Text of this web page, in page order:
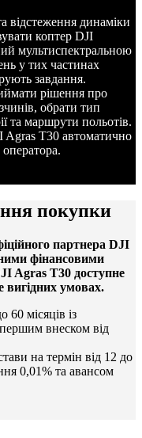
відстеження динаміки
коптер DJI
мультиспектральною
у тих частинах
завдання.
рішення про
обрати тип
та маршрути польотів.
Agras T30 автоматично
покупки
партнера DJI
фінансовими
Agras T30 доступне
вигідних умовах.
60 місяців із
внеском від
на термін від 12 до
0,01% та авансом